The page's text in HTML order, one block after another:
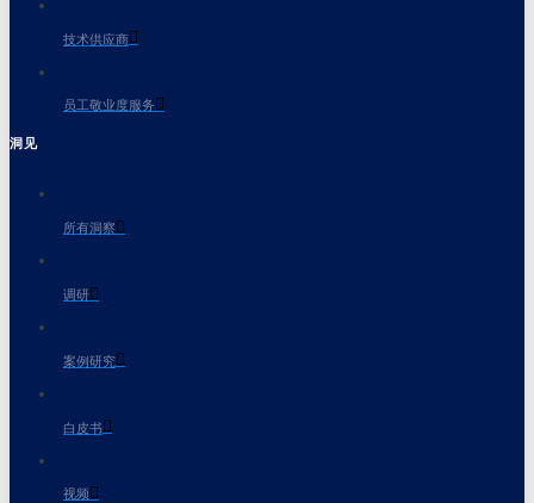
技术供应商
员工敬业度服务
洞见
所有洞察
调研
案例研究
白皮书
视频